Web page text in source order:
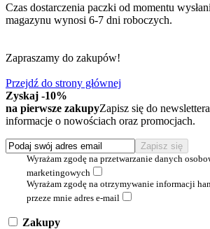
Czas dostarczenia paczki od momentu
magazynu wynosi 6-7 dni roboczych.
Zapraszamy do zakupów!
Przejdź do strony głównej
Zyskaj -10%
na pierwsze zakupyZapisz się do
informacje o nowościach oraz promocjach.
Wyrażam zgodę na przetwarzanie danych
marketingowych
Wyrażam zgodę na otrzymywanie informacji
przeze mnie adres e-mail
Zakupy